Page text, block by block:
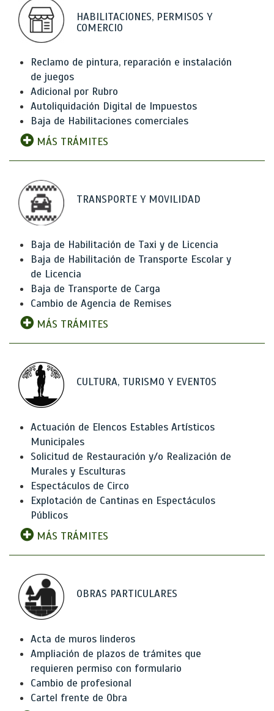
HABILITACIONES, PERMISOS Y
COMERCIO
Reclamo de pintura, reparación e instalación
de juegos
Adicional por Rubro
Autoliquidación Digital de Impuestos
Baja de Habilitaciones comerciales
MÁS TRÁMITES
TRANSPORTE Y MOVILIDAD
Baja de Habilitación de Taxi y de Licencia
Baja de Habilitación de Transporte Escolar y
de Licencia
Baja de Transporte de Carga
Cambio de Agencia de Remises
MÁS TRÁMITES
CULTURA, TURISMO Y EVENTOS
Actuación de Elencos Estables Artísticos
Municipales
Solicitud de Restauración y/o Realización de
Murales y Esculturas
Espectáculos de Circo
Explotación de Cantinas en Espectáculos
Públicos
MÁS TRÁMITES
OBRAS PARTICULARES
Acta de muros linderos
Ampliación de plazos de trámites que
requieren permiso con formulario
Cambio de profesional
Cartel frente de Obra